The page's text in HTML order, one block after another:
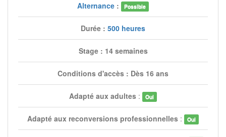
Alternance: Possible
Durée : 500 heures
Stage : 14 semaines
Conditions d'accès : Dès 16 ans
Adapté aux adultes: Oui
Adapté aux reconversions professionnelles: Oui